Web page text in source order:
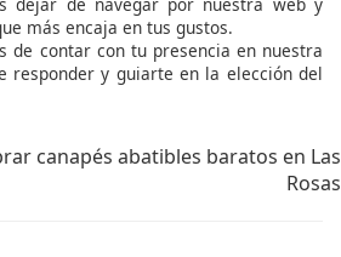
más encaja en tus gustos.
de contar con tu presencia en nuestra
responder y guiarte en la elección del